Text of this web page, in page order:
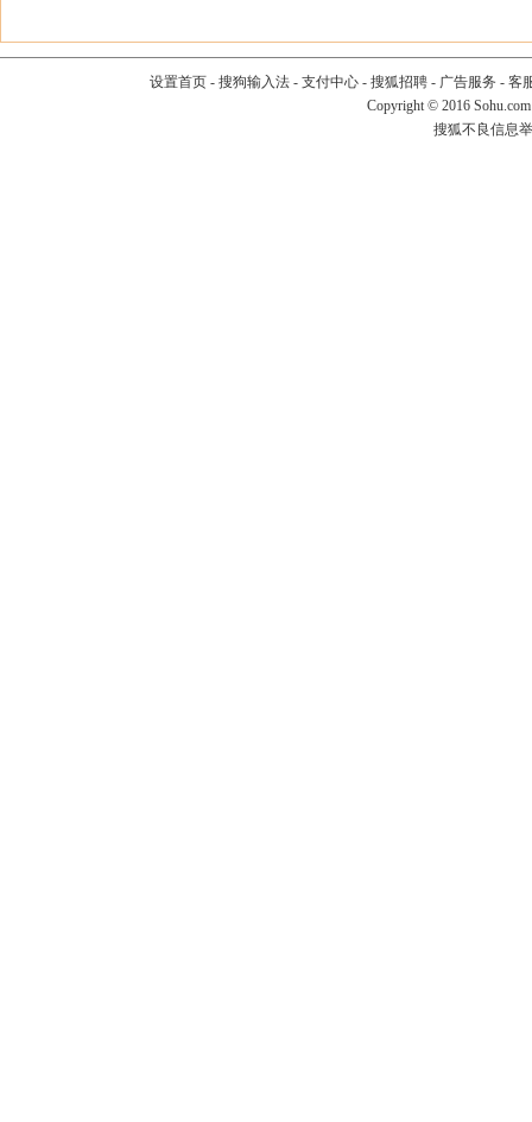
设置首页- 搜狗输入法- 支付中心- 搜狐招聘- 广告服务 - 客
Copyright © 2016
搜狐不良信息